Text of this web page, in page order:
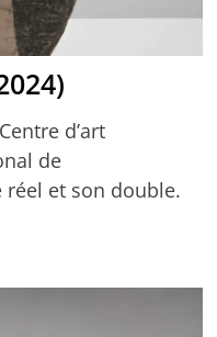
d’art
de
réel et son double.